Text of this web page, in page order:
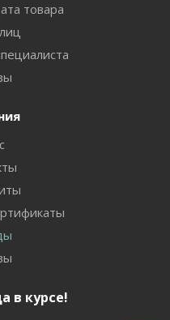
товара
в курсе!